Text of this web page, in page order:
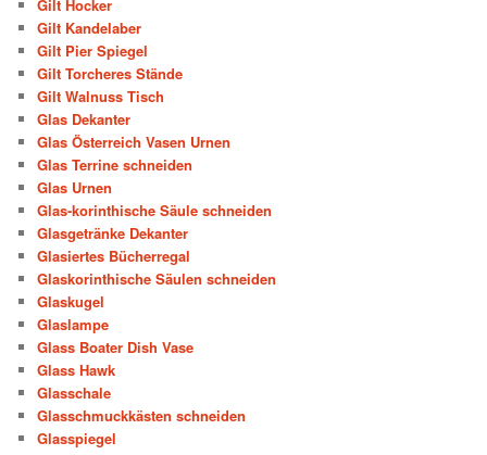
Gilt Hocker
Gilt Kandelaber
Gilt Pier Spiegel
Gilt Torcheres Stände
Gilt Walnuss Tisch
Glas Dekanter
Glas Österreich Vasen Urnen
Glas Terrine schneiden
Glas Urnen
Glas-korinthische Säule schneiden
Glasgetränke Dekanter
Glasiertes Bücherregal
Glaskorinthische Säulen schneiden
Glaskugel
Glaslampe
Glass Boater Dish Vase
Glass Hawk
Glasschale
Glasschmuckkästen schneiden
Glasspiegel